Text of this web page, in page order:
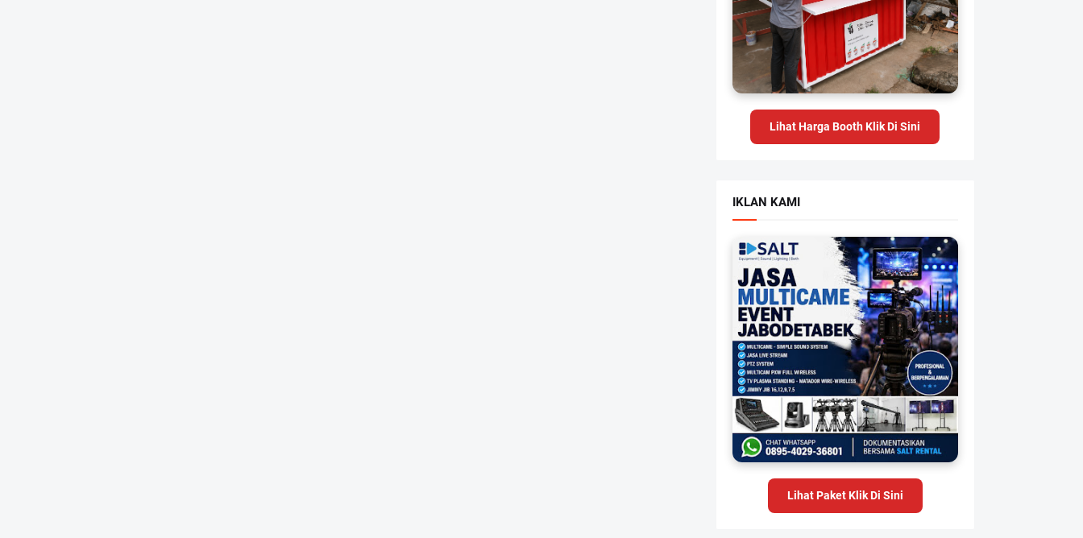
Lihat Harga Booth Klik Di Sini
IKLAN KAMI
Lihat Paket Klik Di Sini